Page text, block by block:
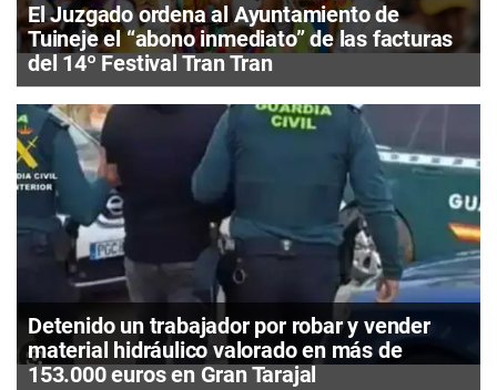
El Juzgado ordena al Ayuntamiento de
Tuineje el “abono inmediato” de las facturas
del 14º Festival Tran Tran
Detenido un trabajador por robar y vender
material hidráulico valorado en más de
153.000 euros en Gran Tarajal